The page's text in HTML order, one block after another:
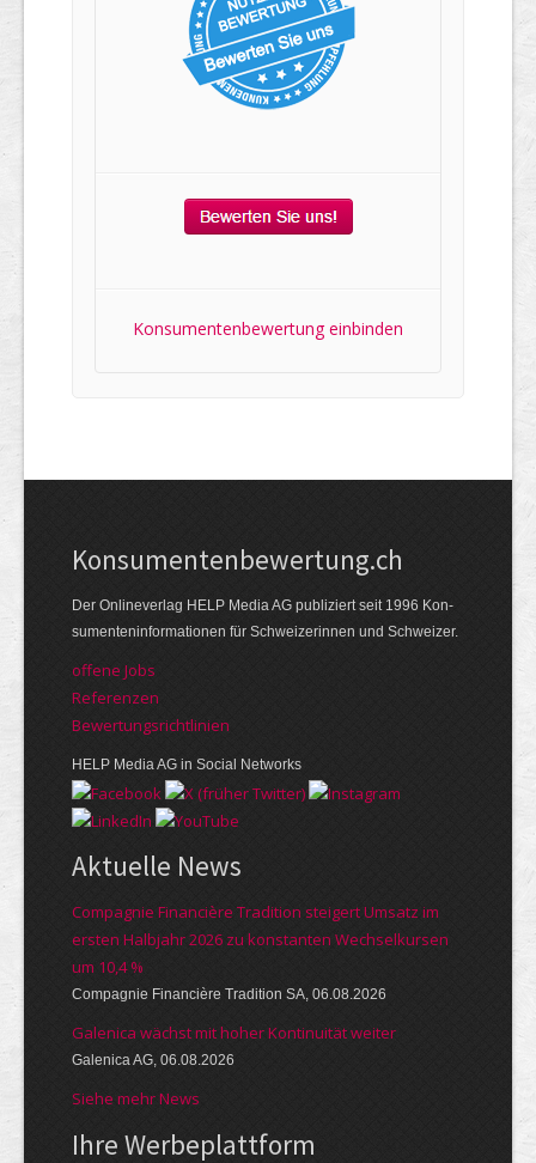
Konsumentenbewertung einbinden
Kon­su­menten­be­wer­tung.ch
Der Online­verlag HELP Media AG publi­ziert seit 1996 Kon­
su­menten­infor­mationen für Schwei­zerinnen und Schweizer.
offene Jobs
Referenzen
Bewer­tungs­richt­linien
HELP Media AG in Social Networks
Aktuelle News
Compagnie Financière Tradition steigert Umsatz im
ersten Halbjahr 2026 zu konstanten Wechselkursen
um 10,4 %
Compagnie Financière Tradition SA, 06.08.2026
Galenica wächst mit hoher Kontinuität weiter
Galenica AG, 06.08.2026
Siehe mehr News
Ihre Werbe­platt­form